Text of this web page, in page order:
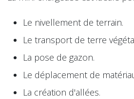
Le nivellement de terrain.
Le transport de terre
La pose de gazon.
Le déplacement de
La création d'allées.